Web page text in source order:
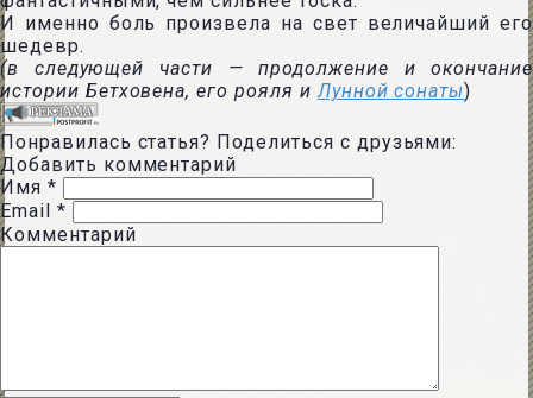
И именно боль произвела на свет величайший его
шедевр.
(в следующей части — продолжение и окончание
истории Бетховена, его рояля иЛунной сонаты)
Понравилась статья? Поделиться с друзьями:
Добавить комментарий
Имя *
Email *
Комментарий